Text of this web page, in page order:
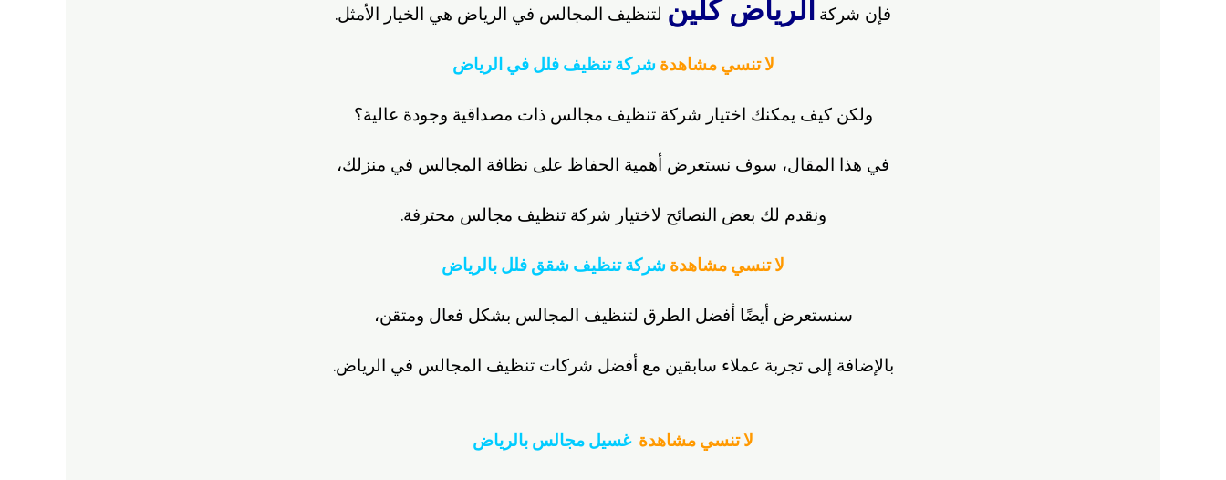
فإن شركة الرياض كلين لتنظيف المجالس في الرياض هي الخيار الأمثل.
لا تنسي مشاهدة شركة تنظيف فلل في الرياض
ولكن كيف يمكنك اختيار شركة تنظيف مجالس ذات مصداقية وجودة عالية؟
في هذا المقال، سوف نستعرض أهمية الحفاظ على نظافة المجالس في منزلك،
ونقدم لك بعض النصائح لاختيار شركة تنظيف مجالس محترفة.
لا تنسي مشاهدة شركة تنظيف شقق فلل بالرياض
سنستعرض أيضًا أفضل الطرق لتنظيف المجالس بشكل فعال ومتقن،
بالإضافة إلى تجربة عملاء سابقين مع أفضل شركات تنظيف المجالس في الرياض.
لا تنسي مشاهدة غسيل مجالس بالرياض